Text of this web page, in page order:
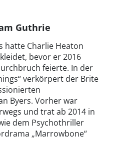
Guthrie
hatte Charlie Heaton
bevor er 2016
feierte. In der
verkörpert der Brite
Byers. Vorher war
und trat ab 2014 in
dem Psychothriller
„Marrowbone“